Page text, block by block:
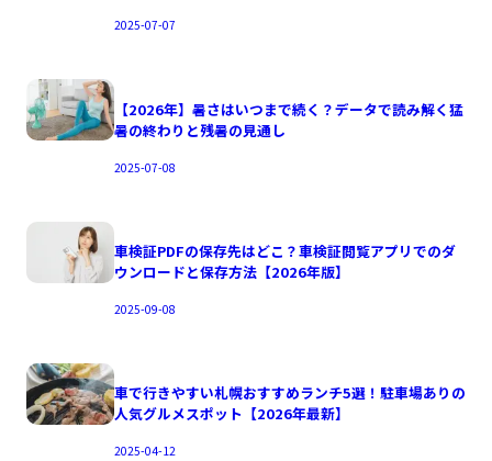
2025-07-07
【2026年】暑さはいつまで続く？データで読み解く猛
暑の終わりと残暑の見通し
2025-07-08
車検証PDFの保存先はどこ？車検証閲覧アプリでのダ
ウンロードと保存方法【2026年版】
2025-09-08
車で行きやすい札幌おすすめランチ5選！駐車場ありの
人気グルメスポット【2026年最新】
2025-04-12